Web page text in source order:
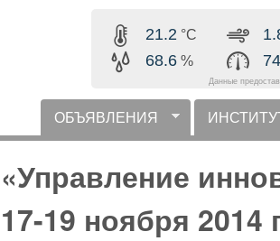
содержанию
21.2 °C
68.6 %
Данные
горизонтальное меню
ОБЪЯВЛЕНИЯ
«Управление
17-19 ноября 2014